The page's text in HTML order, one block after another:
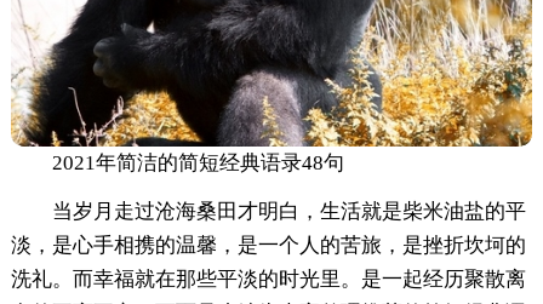
2021年简洁的简短经典语录48句
当岁月走过沧海桑田才明白，生活就是柴米油盐的平
淡，是心手相携的温馨，是一个人的苦旅，是挫折坎坷的
洗礼。而幸福就在那些平淡的时光里。是一起经历聚散离